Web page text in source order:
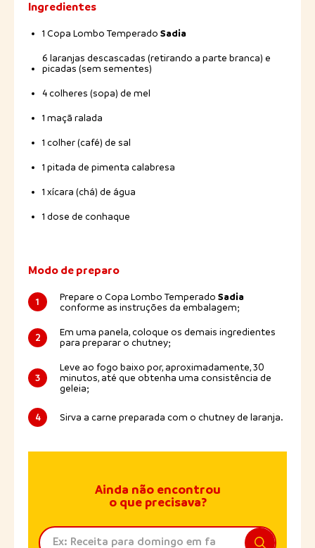
Ingredientes
1 Copa Lombo Temperado Sadia
6 laranjas descascadas (retirando a parte branca) e
picadas (sem sementes)
4 colheres (sopa) de mel
1 maçã ralada
1 colher (café) de sal
1 pitada de pimenta calabresa
1 xícara (chá) de água
1 dose de conhaque
Modo de preparo
1 Prepare o Copa Lombo Temperado Sadia
conforme as instruções da embalagem;
2
Em uma panela, coloque os demais ingredientes
para preparar o chutney;
3
Leve ao fogo baixo por, aproximadamente, 30
minutos, até que obtenha uma consistência de
geleia;
4 Sirva a carne preparada com o chutney de laranja.
Ainda não encontrou
o que precisava?